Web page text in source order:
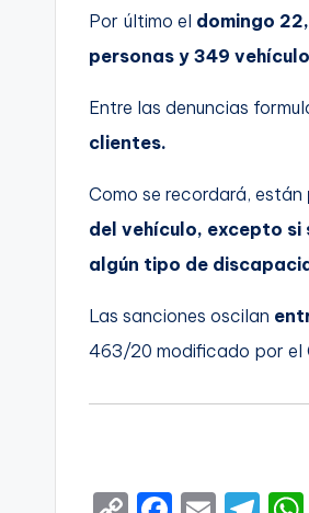
Por último el domingo 22,
personas y 349
Entre las denuncias
clientes.
Como se recordará, están
del vehículo, excepto si
algún tipo de
Las sanciones oscilan
463/20 modificado por el